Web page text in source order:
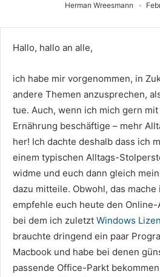
Herman Wreesmann
Hallo, hallo an alle,
ich habe mir vorgenommen, in
andere Themen anzusprechen,
tue. Auch, wenn ich mich gern
Ernährung beschäftige – mehr
her! Ich dachte deshalb dass ich
einem typischen Alltags-
widme und euch dann gleich
dazu mitteile. Obwohl, das
empfehle euch heute den
bei dem ich zuletzt Windows
brauchte dringend ein paar
Macbook und habe bei denen
passende Office-Parkt